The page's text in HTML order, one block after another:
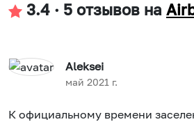
3.4 · 5 отзывов на
Aleksei
май 2021 г.
К официальному времени